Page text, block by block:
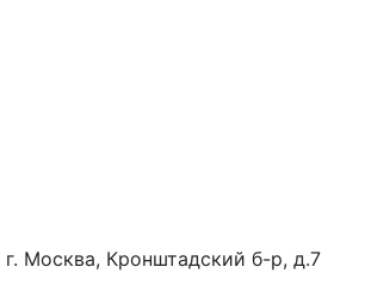
г. Москва, Кронштадский б-р, д.7